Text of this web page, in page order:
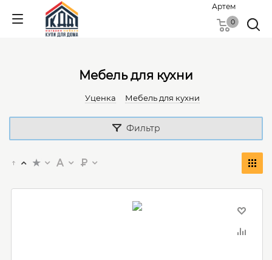
Артем
0
Мебель для кухни
Уценка Мебель для кухни
Фильтр